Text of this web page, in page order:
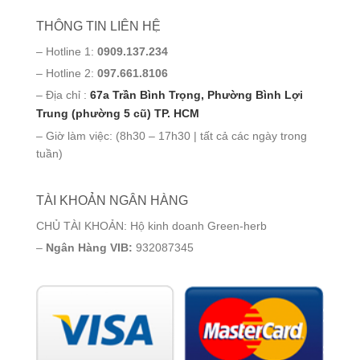
THÔNG TIN LIÊN HỆ
– Hotline 1: 0909.137.234
– Hotline 2: 097.661.8106
– Địa chỉ : 67a Trần Bình Trọng, Phường Bình Lợi
Trung (phường 5 cũ) TP. HCM
– Giờ làm việc: (8h30 – 17h30 | tất cả các ngày trong
tuần)
TÀI KHOẢN NGÂN HÀNG
CHỦ TÀI KHOẢN: Hộ kinh doanh Green-herb
– Ngân Hàng VIB: 932087345